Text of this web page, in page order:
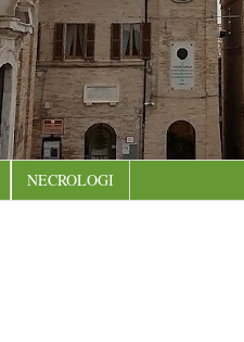
NECROLOGI